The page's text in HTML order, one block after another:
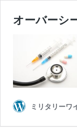
オーバーシ
ミリタリーワ